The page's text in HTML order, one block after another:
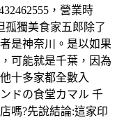
，營業時
孤獨美食家五郎除了
是神奈川。是以如果
可能就是千葉，因為
十多家都全數入
ドの食堂カマル 千
嗎?先說結論:這家印